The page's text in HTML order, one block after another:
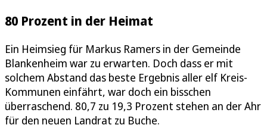
80 Prozent in der Heimat
Ein Heimsieg für Markus Ramers in der Gemeinde
Blankenheim war zu erwarten. Doch dass er mit
solchem Abstand das beste Ergebnis aller elf Kreis-
Kommunen einfährt, war doch ein bisschen
überraschend. 80,7 zu 19,3 Prozent stehen an der Ahr
für den neuen Landrat zu Buche.